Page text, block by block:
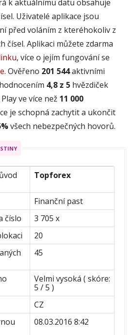
k aktuálnímu datu obsahuje
Uživatelé aplikace jsou
před voláním z kteréhokoliv z
čísel. Aplikaci můžete zdarma
, více o jejím fungování se
. Ověřeno 201 544aktivními
4,8 z 5 hvězdiček
ve více než 11 000
je schopná zachytit a ukončit
všech nebezpečných hovorů.
Topforex
Finanční past
číslo
3 705 x
20
45
Velmi vysoká ( skóre:
5 / 5 )
CZ
08.03.2016 8:42